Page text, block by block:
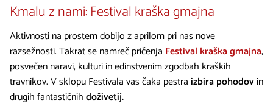
Kmalu z nami: Festival kraška gmajna
Aktivnosti na prostem dobijo z aprilom pri nas nove
razsežnosti. Takrat se namreč pričenjaFestival kraška gmajna,
posvečen naravi, kulturi in edinstvenim zgodbah kraških
travnikov. V sklopu Festivala vas čaka pestraizbira pohodovin
drugih fantastičnihdoživetij.